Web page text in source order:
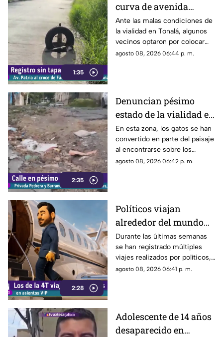
1:35
curva de avenida
Patria
Ante las malas condiciones de
la vialidad en Tonalá, algunos
vecinos optaron por colocar
una llanta como señalamiento
agosto 08, 2026 06:44 p. m.
2:35
Denuncian pésimo
estado de la vialidad en
Privada Pedrera y
Barrancones
En esta zona, los gatos se han
convertido en parte del paisaje
al encontrarse sobre los
techos y las puertas de las
agosto 08, 2026 06:42 p. m.
2:28
Políticos viajan
alrededor del mundo
sin ninguna
preocupación
Durante las últimas semanas
se han registrado múltiples
viajes realizados por políticos,
sin que hasta el momento
elevado gasto que han
generado.
agosto 08, 2026 06:41 p. m.
Adolescente de 14 años
desaparecido en